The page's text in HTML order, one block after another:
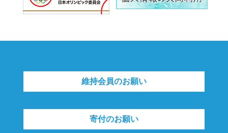
維持会員のお願い
寄付のお願い